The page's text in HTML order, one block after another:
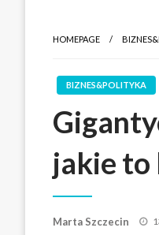
HOMEPAGE
BIZNES&POLITYKA
jakie
Marta Szczecin